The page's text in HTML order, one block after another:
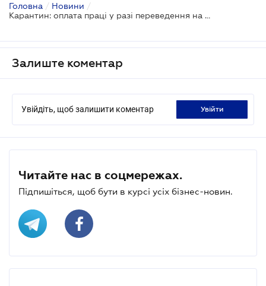
Головна / Новини /
Карантин: оплата праці у разі переведення на неповний робочий день
Залиште коментар
Увійдіть, щоб залишити коментар увійти
Читайте нас в соцмережах.
Підпишіться, щоб бути в курсі усіх бізнес-новин.